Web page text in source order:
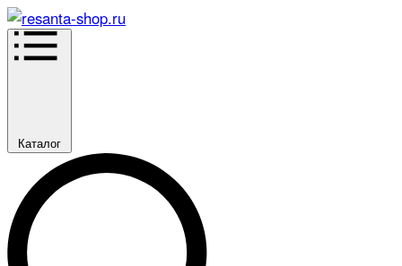
Каталог